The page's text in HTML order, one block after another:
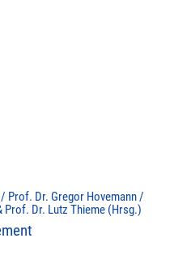
Prof. Dr. Gregor Hovemann /
Prof. Dr. Lutz Thieme (Hrsg.)